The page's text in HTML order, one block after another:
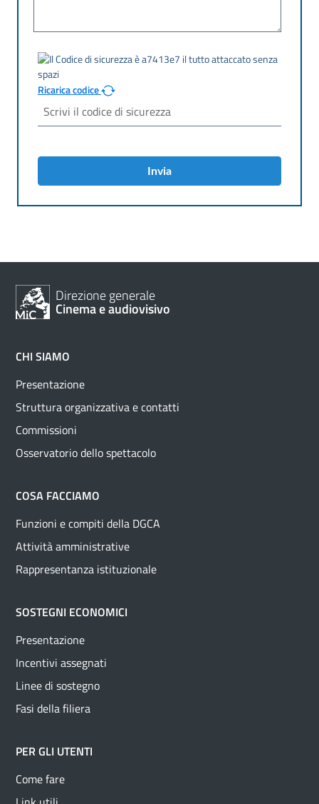
Ricarica codice
Invia
Direzione generale
Cinema e audiovisivo
CHI SIAMO
Presentazione
Struttura organizzativa e contatti
Commissioni
Osservatorio dello spettacolo
COSA FACCIAMO
Funzioni e compiti della DGCA
Attività amministrative
Rappresentanza istituzionale
SOSTEGNI ECONOMICI
Presentazione
Incentivi assegnati
Linee di sostegno
Fasi della filiera
PER GLI UTENTI
Come fare